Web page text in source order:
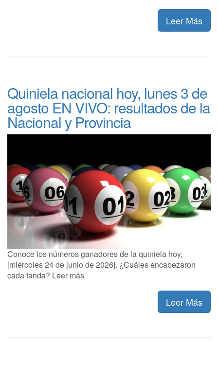
Leer Más
Quiniela nacional hoy, lunes 3 de
agosto EN VIVO: resultados de la
Nacional y Provincia
Conoce los números ganadores de la quiniela hoy,
[miércoles 24 de junio de 2026]. ¿Cuáles encabezaron
cada tanda? Leer más
Leer Más